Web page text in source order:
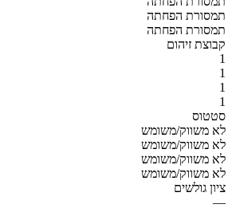
תמסורת הפחתה
תמסורת הפחתה
קבוצת זיהום
1
1
1
1
סטטוס
לא משווק/משומש
לא משווק/משומש
לא משווק/משומש
לא משווק/משומש
ציון גולשים
—